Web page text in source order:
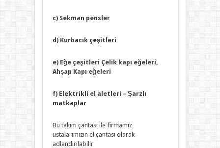
c) Sekman pensler
d) Kurbacık çeşitleri
e) Eğe çeşitleri Çelik kapı eğeleri,
Ahşap Kapı eğeleri
f) Elektrikli el aletleri – Şarzlı
matkaplar
Bu takım çantası ile firmamız
ustalarımızın el çantası olarak
adlandırılabilir